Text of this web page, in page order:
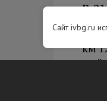
Р-
км
Сайт ivbg.ru